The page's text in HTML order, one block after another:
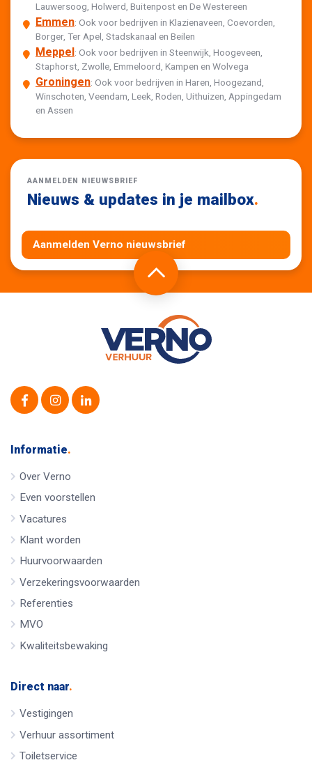
Lauwersoog, Holwerd, Buitenpost en De Westereen
Emmen: Ook voor bedrijven in Klazienaveen, Coevorden,
Borger, Ter Apel, Stadskanaal en Beilen
Meppel : Ook voor bedrijven in Steenwijk, Hoogeveen,
Staphorst, Zwolle, Emmeloord, Kampen en Wolvega
Groningen: Ook voor bedrijven in Haren, Hoogezand,
Winschoten, Veendam, Leek, Roden, Uithuizen, Appingedam
en Assen
AANMELDEN NIEUWSBRIEF
Nieuws & updates in je mailbox.
Aanmelden Verno nieuwsbrief
Informatie.
Over Verno
Even voorstellen
Vacatures
Klant worden
Huurvoorwaarden
Verzekeringsvoorwaarden
Referenties
MVO
Kwaliteitsbewaking
Direct naar.
Vestigingen
Verhuur assortiment
Toiletservice